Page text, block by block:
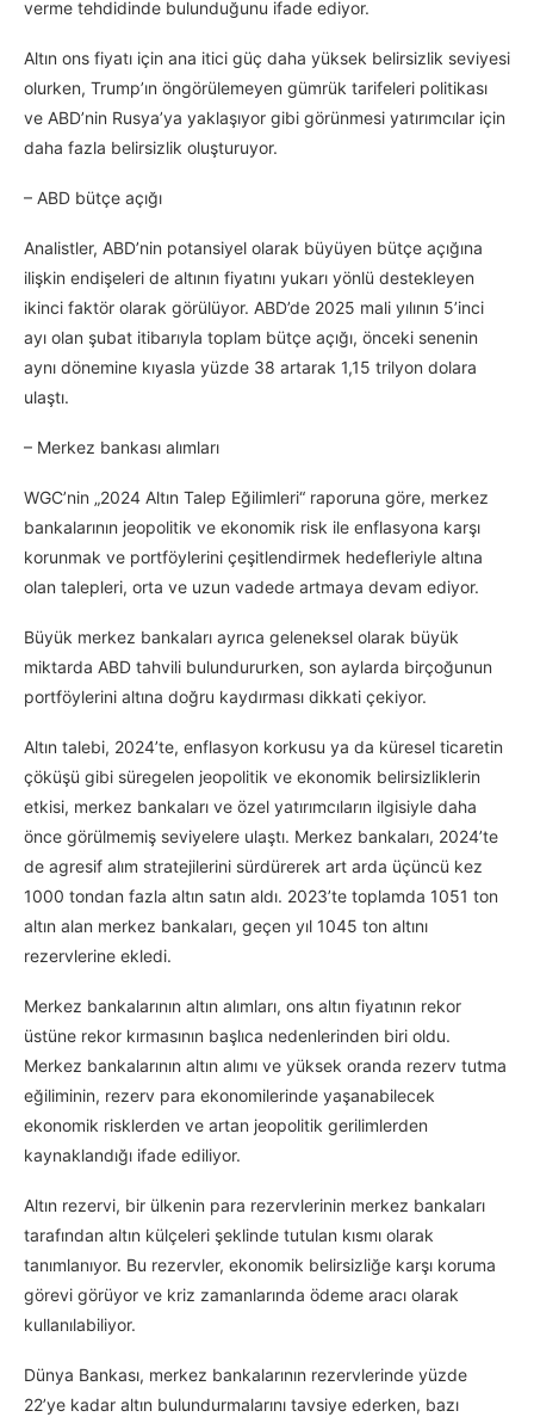
verme tehdidinde bulunduğunu ifade ediyor.
Altın ons fiyatı için ana itici güç daha yüksek belirsizlik seviyesi
olurken, Trump’ın öngörülemeyen gümrük tarifeleri politikası
ve ABD’nin Rusya’ya yaklaşıyor gibi görünmesi yatırımcılar için
daha fazla belirsizlik oluşturuyor.
– ABD bütçe açığı
Analistler, ABD’nin potansiyel olarak büyüyen bütçe açığına
ilişkin endişeleri de altının fiyatını yukarı yönlü destekleyen
ikinci faktör olarak görülüyor. ABD’de 2025 mali yılının 5’inci
ayı olan şubat itibarıyla toplam bütçe açığı, önceki senenin
aynı dönemine kıyasla yüzde 38 artarak 1,15 trilyon dolara
ulaştı.
– Merkez bankası alımları
WGC’nin „2024 Altın Talep Eğilimleri“ raporuna göre, merkez
bankalarının jeopolitik ve ekonomik risk ile enflasyona karşı
korunmak ve portföylerini çeşitlendirmek hedefleriyle altına
olan talepleri, orta ve uzun vadede artmaya devam ediyor.
Büyük merkez bankaları ayrıca geleneksel olarak büyük
miktarda ABD tahvili bulundururken, son aylarda birçoğunun
portföylerini altına doğru kaydırması dikkati çekiyor.
Altın talebi, 2024’te, enflasyon korkusu ya da küresel ticaretin
çöküşü gibi süregelen jeopolitik ve ekonomik belirsizliklerin
etkisi, merkez bankaları ve özel yatırımcıların ilgisiyle daha
önce görülmemiş seviyelere ulaştı. Merkez bankaları, 2024’te
de agresif alım stratejilerini sürdürerek art arda üçüncü kez
1000 tondan fazla altın satın aldı. 2023’te toplamda 1051 ton
altın alan merkez bankaları, geçen yıl 1045 ton altını
rezervlerine ekledi.
Merkez bankalarının altın alımları, ons altın fiyatının rekor
üstüne rekor kırmasının başlıca nedenlerinden biri oldu.
Merkez bankalarının altın alımı ve yüksek oranda rezerv tutma
eğiliminin, rezerv para ekonomilerinde yaşanabilecek
ekonomik risklerden ve artan jeopolitik gerilimlerden
kaynaklandığı ifade ediliyor.
Altın rezervi, bir ülkenin para rezervlerinin merkez bankaları
tarafından altın külçeleri şeklinde tutulan kısmı olarak
tanımlanıyor. Bu rezervler, ekonomik belirsizliğe karşı koruma
görevi görüyor ve kriz zamanlarında ödeme aracı olarak
kullanılabiliyor.
Dünya Bankası, merkez bankalarının rezervlerinde yüzde
22’ye kadar altın bulundurmalarını tavsiye ederken, bazı